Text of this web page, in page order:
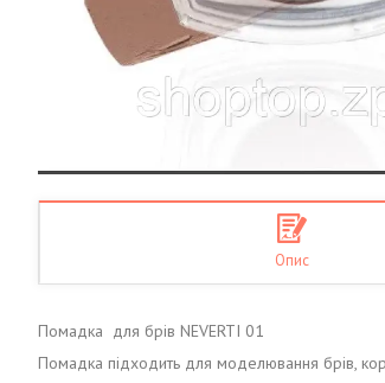
Опис
Помадка для брів NEVERTI 01
Помадка підходить для моделювання брів,